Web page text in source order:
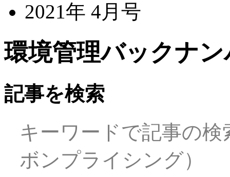
2021年 4月号
環境管理バックナ
記事を検索
キーワードで記事の
ボンプライシング）